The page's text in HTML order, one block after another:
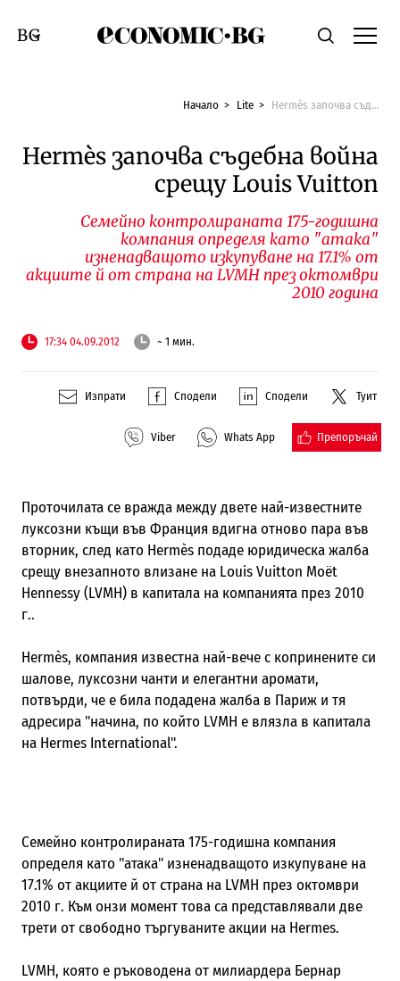
Economic.bgТърсене
Смяна на език
Начало Lite Hermès започва съдебна война срещу Louis Vuitton
Hermès започва съдебна война
срещу Louis Vuitton
Семейно контролираната 175-годишна
компания определя като "атака"
изненадващото изкупуване на 17.1% от
акциите й от страна на LVMH през октомври
2010 година
17:34 04.09.2012 ~ 1 мин.
Изпрати Сподели Сподели Туит
Viber Whats App Препоръчай
Проточилата се вражда между двете най-известните
луксозни къщи във Франция вдигна отново пара във
вторник, след като Hermès подаде юридическа жалба
срещу внезапното влизане на Louis Vuitton Moët
Hennessy (LVMH) в капитала на компанията през 2010
г..
Hermès, компания известна най-вече с копринените си
шалове, луксозни чанти и елегантни аромати,
потвърди, че е била подадена жалба в Париж и тя
адресира "начина, по който LVMH е влязла в капитала
на Hermеs International".
Семейно контролираната 175-годишна компания
определя като "атака" изненадващото изкупуване на
17.1% от акциите й от страна на LVMH през октомври
2010 г. Към онзи момент това са представлявали две
трети от свободно търгуваните акции на Hermеs.
LVMH, която е ръководена от милиардера Бернар